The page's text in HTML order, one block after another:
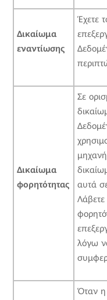
Δικαίωμα
εναντίωσης
Έχετε
Δικαίωμα
φορητότητας
Σε
αυτά
λόγω
Όταν η